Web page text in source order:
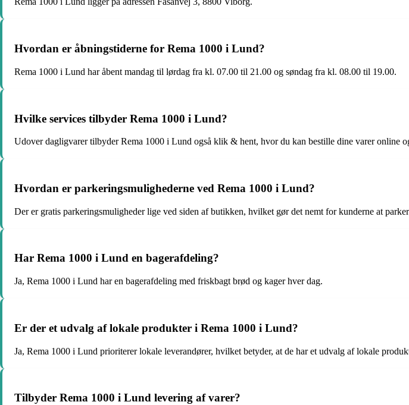
Hvordan er åbningstiderne for Rema 1000 i Lund?
Rema 1000 i Lund har åbent mandag til lørdag fra kl. 07.00 til 21.00 og søndag fra kl. 08.00 til 19.00.
Hvilke services tilbyder Rema 1000 i Lund?
Udover dagligvarer tilbyder Rema 1000 i Lund også klik & hent, hvor du kan bestille dine varer online
Hvordan er parkeringsmulighederne ved Rema 1000 i Lund?
Der er gratis parkeringsmuligheder lige ved siden af butikken, hvilket gør det nemt for kunderne at
Har Rema 1000 i Lund en bagerafdeling?
Ja, Rema 1000 i Lund har en bagerafdeling med friskbagt brød og kager hver dag.
Er der et udvalg af lokale produkter i Rema 1000 i Lund?
Ja, Rema 1000 i Lund prioriterer lokale leverandører, hvilket betyder, at de har et udvalg af lokale
Tilbyder Rema 1000 i Lund levering af varer?